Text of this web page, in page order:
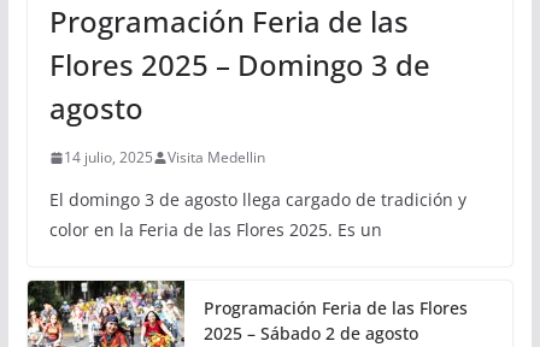
Programación Feria de las
Flores 2025 – Domingo 3 de
agosto
14 julio, 2025 Visita Medellin
El domingo 3 de agosto llega cargado de tradición y
color en la Feria de las Flores 2025. Es un
Programación Feria de las Flores
2025 – Sábado 2 de agosto